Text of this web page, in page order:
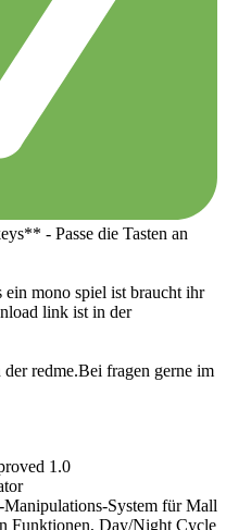
- Passe die Tasten an
ein mono spiel ist braucht ihr
link ist in der
redme.Bei fragen gerne im
1.0
System für Mall
Funktionen, Day/Night Cycle